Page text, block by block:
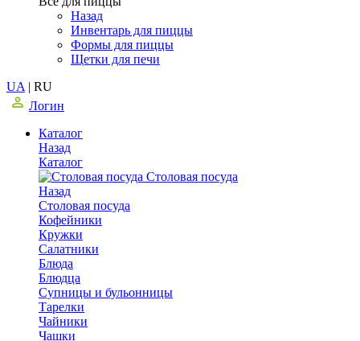
Назад
Инвентарь для пиццы
Формы для пиццы
Щетки для печи
UA | RU
Логин
Каталог
Назад
Каталог
Столовая посуда
Назад
Столовая посуда
Кофейники
Кружки
Салатники
Блюда
Блюдца
Супницы и бульонницы
Тарелки
Чайники
Чашки